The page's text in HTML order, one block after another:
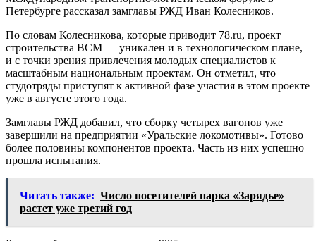
Петербурге рассказал замглавы РЖД Иван Колесников.
По словам Колесникова, которые приводит 78.ru, проект
строительства ВСМ — уникален и в технологическом плане,
и с точки зрения привлечения молодых специалистов к
масштабным национальным проектам. Он отметил, что
студотряды приступят к активной фазе участия в этом проекте
уже в августе этого года.
Замглавы РЖД добавил, что сборку четырех вагонов уже
завершили на предприятии «Уральские локомотивы». Готово
более половины компонентов проекта. Часть из них успешно
прошла испытания.
Читать также: Число посетителей парка «Зарядье»
растет уже третий год